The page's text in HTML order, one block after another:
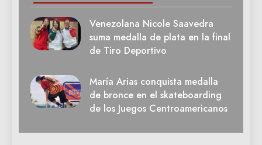
Venezolana Nicole Saavedra
suma medalla de plata en la final
de Tiro Deportivo
María Arias conquista medalla
de bronce en el skateboarding
de los Juegos Centroamericanos